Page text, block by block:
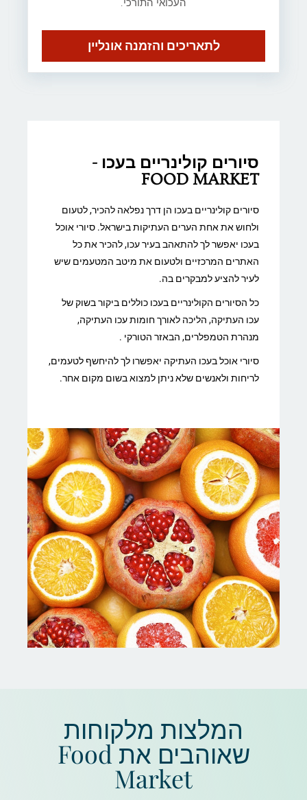
העכואי התורכי.
לתאריכים והזמנה אונליין
סיורים קולינריים בעכו -
FOOD MARKET
סיורים קולינריים בעכו הן דרך נפלאה להכיר, לטעום
ולחוש את אחת הערים העתיקות בישראל. סיורי אוכל
בעכו יאפשר לך להתאהב בעיר עכו, להכיר את כל
האתרים המרכזיים ולטעום את מיטב המטעמים שיש
לעיר להציע למבקרים בה.
כל הסיורים הקולינריים בעכו כוללים ביקור בשוק של
עכו העתיקה, הליכה לאורך חומות עכו העתיקה,
מנהרת הטמפלרים, הבאזר הטורקי .
סיורי אוכל בעכו העתיקה יאפשרו לך להיחשף לטעמים,
לריחות ולאנשים שלא ניתן למצוא בשום מקום אחר.
המלצות מלקוחות
שאוהבים את Food
Market